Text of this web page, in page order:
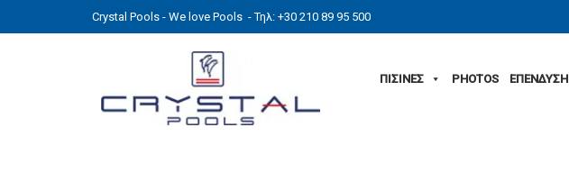
Crystal Pools - We love Pools - Τηλ: +30 210 89 95 500
ΠΙΣΙΝΕΣ PHOTOS ΕΠΕΝΔΥΣΗ